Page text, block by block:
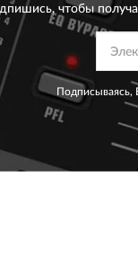
чтобы
Подписываясь,